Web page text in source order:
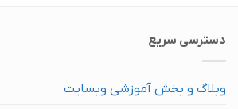
دسترسی سریع
وبلاگ و بخش آموزشی وبسایت